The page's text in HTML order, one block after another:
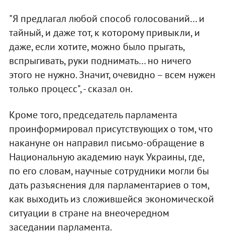
"Я предлагал любой способ голосований… и
тайный, и даже тот, к которому привыкли, и
даже, если хотите, можно было прыгать,
вспрыгивать, руки поднимать… но ничего
этого не нужно. Значит, очевидно – всем нужен
только процесс", - сказал он.
Кроме того, председатель парламента
проинформировал присутствующих о том, что
накануне он направил письмо-обращение в
Национальную академию наук Украины, где,
по его словам, научные сотрудники могли бы
дать разъяснения для парламентариев о том,
как выходить из сложившейся экономической
ситуации в стране на внеочередном
заседании парламента.